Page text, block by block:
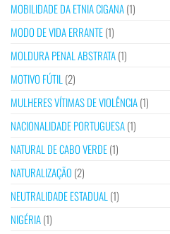
MOBILIDADE DA ETNIA CIGANA(1)
MODO DE VIDA ERRANTE(1)
MOLDURA PENAL ABSTRATA(1)
MOTIVO FÚTIL (2)
MULHERES VÍTIMAS DE VIOLÊNCIA(1)
NACIONALIDADE PORTUGUESA(1)
NATURAL DE CABO VERDE(1)
NATURALIZAÇÃO (2)
NEUTRALIDADE ESTADUAL (1)
NIGÉRIA(1)